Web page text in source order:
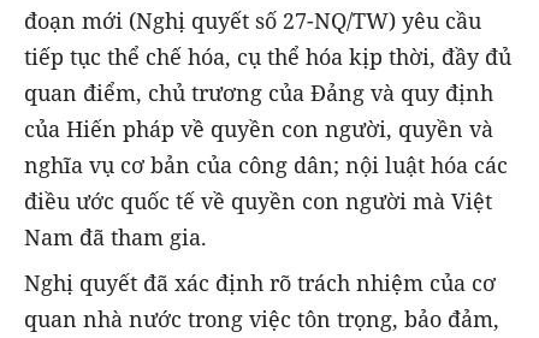
đoạn mới (Nghị quyết số 27-NQ/TW) yêu cầu
tiếp tục thể chế hóa, cụ thể hóa kịp thời, đầy đủ
quan điểm, chủ trương của Đảng và quy định
của Hiến pháp về quyền con người, quyền và
nghĩa vụ cơ bản của công dân; nội luật hóa các
điều ước quốc tế về quyền con người mà Việt
Nam đã tham gia.
Nghị quyết đã xác định rõ trách nhiệm của cơ
quan nhà nước trong việc tôn trọng, bảo đảm,